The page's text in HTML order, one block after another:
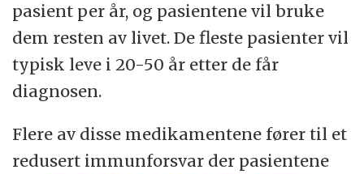
pasient per år, og pasientene vil bruke
dem resten av livet. De fleste pasienter vil
typisk leve i 20-50 år etter de får
diagnosen.
Flere av disse medikamentene fører til et
redusert immunforsvar der pasientene